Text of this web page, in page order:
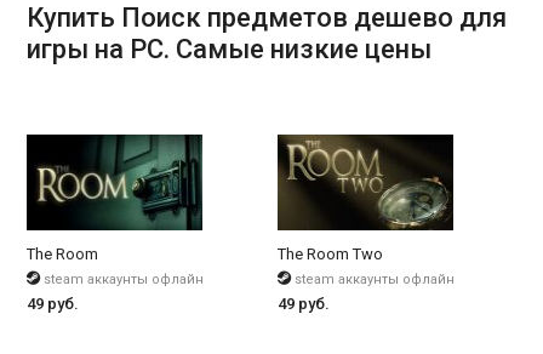
Купить Поиск предметов дешево для
игры на PC. Самые низкие цены
The Room
steam аккаунты офлайн
49 руб.
The Room Two
steam аккаунты офлайн
49 руб.